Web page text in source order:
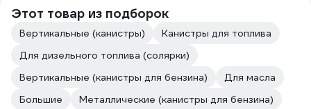
Этот товар из подборок
Вертикальные (канистры)
Канистры для топлива
Для дизельного топлива (солярки)
Вертикальные (канистры для бензина)
Для масла
Большие
Металлические (канистры для бензина)